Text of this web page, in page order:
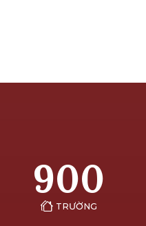
900
TRƯỜNG